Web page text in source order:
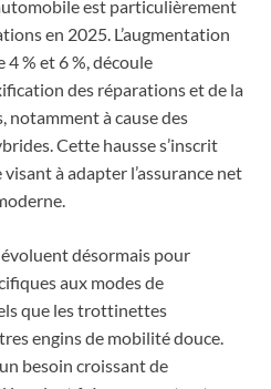
est particulièrement
en 2025. L’augmentation
% et 6 %, découle
des réparations et de la
notamment à cause des
Cette hausse s’inscrit
à adapter l’assurance net
désormais pour
aux modes de
que les trottinettes
engins de mobilité douce.
besoin croissant de